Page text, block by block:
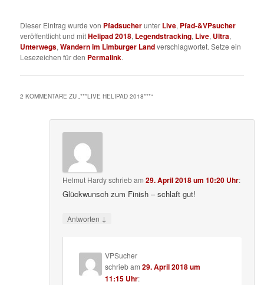
Dieser Eintrag wurde von Pfadsucherunter Live, Pfad-&VPsucher
veröffentlicht und mitHelipad 2018, Legendstracking, Live, Ultra,
Unterwegs,Wandern im Limburger Landverschlagwortet. Setze ein
Lesezeichen für den Permalink.
2 KOMMENTARE ZU „***LIVE HELIPAD 2018***“
Helmut Hardyschriebam29. April 2018 um 10:20 Uhr:
Glückwunsch zum Finish – schlaft gut!
Antworten ↓
VPSucher
schriebam29. April 2018 um
11:15 Uhr: